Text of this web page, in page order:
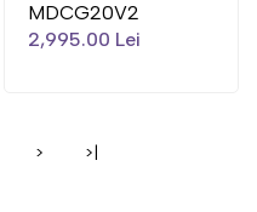
MDCG20V2
2,995.00 Lei
> >|